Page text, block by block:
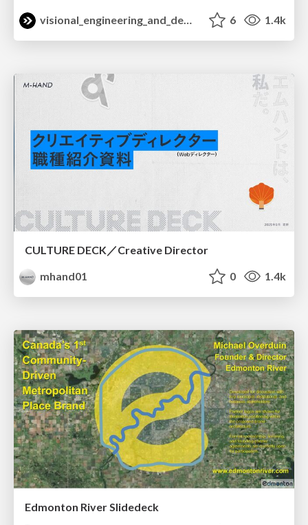
visional_engineering_and_design 6 1.4k
CULTURE DECK／Creative Director
mhand01
0 1.4k
Edmonton River Slidedeck